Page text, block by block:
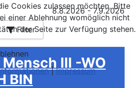
8.8.2026 -7.9.2026
Filter
III -WO
BIN
Cookies zulassen möchten. Bitte
einer Ablehnung womöglich nicht
der Seite zur Verfügung stehen.
|Impressum